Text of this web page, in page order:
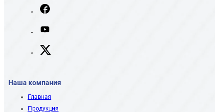
Наша компания
Главная
Продукция